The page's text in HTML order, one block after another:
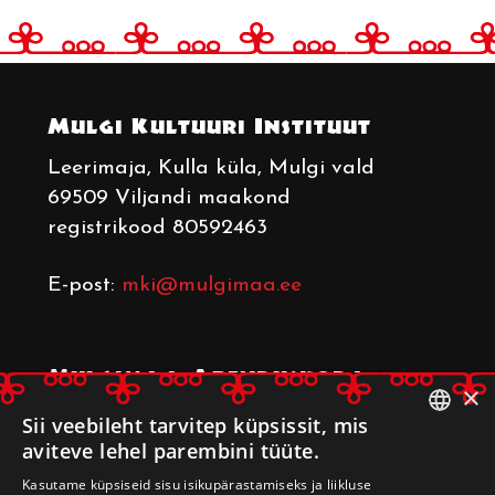
Mulgi Kultuuri Instituut
Leerimaja, Kulla küla, Mulgi vald
69509 Viljandi maakond
registrikood 80592463
E-post: mki@mulgimaa.ee
Mulgimaa Arenduskoda
Leerimaja , Kulla küla, Mulgi vald
69509 Viljandi maakond
registrikood 80233014
×
Sii veebileht tarvitep küpsissit, mis
aviteve lehel parembini tüüte.
Kasutame küpsiseid sisu isikupärastamiseks ja liikluse